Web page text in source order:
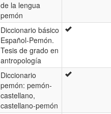
de la lengua
pemón
Diccionario básico
Español-Pemón.
Tesis de grado en
antropología
Diccionario
pemón: pemón-
castellano,
castellano-pemón